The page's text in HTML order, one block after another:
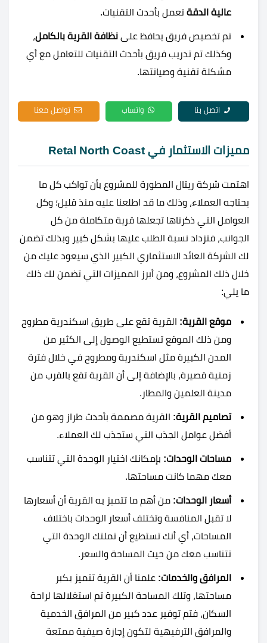
عالية الدقة تعمل بأحدث التقنيات.
تم تخصيص فريق يحافظ على نظافة القرية بالكامل،
وكذلك تم تدريب فريق بأحدث التقنيات للتعامل مع أي
مشكلة تقنية وصيانتها.
اتصل بنا واتساب تواصل معنا
مميزات الاستثمار في Retal North Coast
اهتمت شركة ريتال المطورة للمشروع بأن تواكب كل ما
يحتاجه العملاء، وذلك ما قد اطلعنا عليه منذ قليل؛ وكل
العوامل التي ذكرناها تجعلها قرية متكاملة من كل
الجوانب، فتزداد نسبة الطلب عليها بشكل كبير وبذلك تضمن
لك الشركة العائد الاستثماري الكبير الذي سيعود عليك من
خلال ذلك المشروع، ومن أبرز المميزات التي تضمن لك ذلك
ما يلي:
موقع القرية: القرية تقع على طريق اسكندرية مطروح
ومن ذلك الموقع تستطيع الوصول إلى الكثير من
المدن الكبيرة مثل اسكندرية ومطروح في خلال فترة
زمنية قصيرة، بالإضافة إلى أن القرية تقع بالقرب من
مدينة العلمين والمطار.
تصاميم القرية: القرية مصممة بأحدث طراز وهو من
أفضل عوامل الجذب التي ستجذب لك العملاء.
مساحات الوحدات: بإمكانك اختيار الوحدة التي تتناسب
معك مهما كانت مساحتها.
أسعار الوحدات: من أهم ما تتميز به القرية أن أسعارها
لا تقبل المنافسة وتختلف أسعار الوحدات باختلاف
المساحات، أي أنك تستطيع أن تملتك الوحدة التي
تتناسب معك من حيث المساحة والسعر.
المرافق والخدمات: علمنا أن القرية تتميز بكبر
مساحتها، وتلك المساحة الكبيرة تم استغلالها لراحة
السكان، فتم توفير عدد كبير من المرافق الخدمية
والمرافق الترفيهية لتكون إجازة صيفية ممتعة